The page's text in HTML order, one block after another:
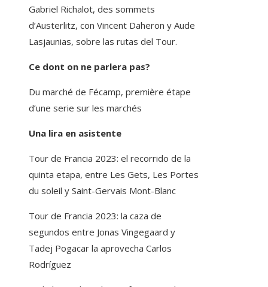
Gabriel Richalot, des sommets
d’Austerlitz, con Vincent Daheron y Aude
Lasjaunias, sobre las rutas del Tour.
Ce dont on ne parlera pas?
Du marché de Fécamp, première étape
d’une serie sur les marchés
Una lira en asistente
Tour de Francia 2023: el recorrido de la
quinta etapa, entre Les Gets, Les Portes
du soleil y Saint-Gervais Mont-Blanc
Tour de Francia 2023: la caza de
segundos entre Jonas Vingegaard y
Tadej Pogacar la aprovecha Carlos
Rodríguez